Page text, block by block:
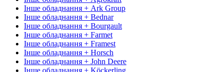
Інше обладнання + Ark Group
Інше обладнання + Bednar
Інше обладнання + Bourgault
Інше обладнання + Farmet
Інше обладнання + Framest
Інше обладнання + Horsch
Інше обладнання + John Deere
Інше обладнання + Köckerling